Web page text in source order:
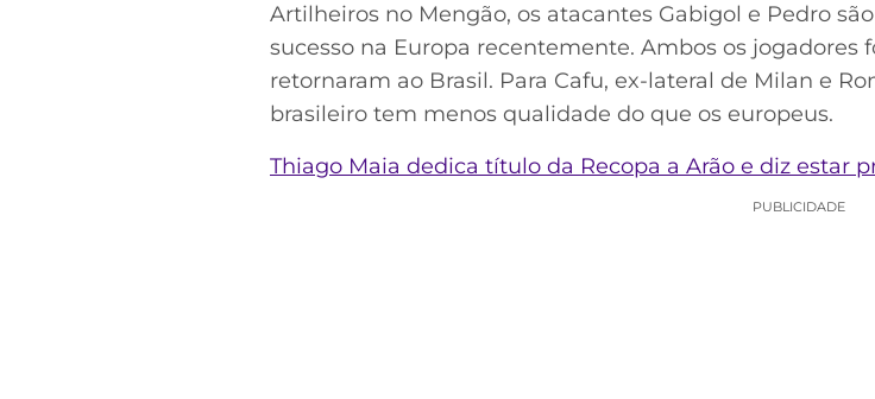
Artilheiros no Mengão, os atacantes Gabigol e Pedro
sucesso na Europa recentemente. Ambos os
retornaram ao Brasil. Para Cafu, ex-lateral de Milan e
brasileiro tem menos qualidade do que os europeus.
Thiago Maia dedica título da Recopa a Arão e diz estar
PUBLICIDADE